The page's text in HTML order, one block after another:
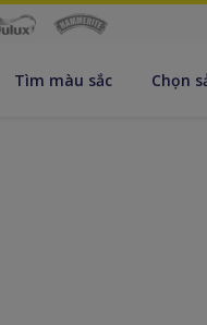
Tìm màu sắc Chọn